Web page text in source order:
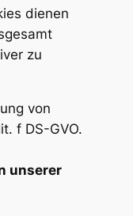
dienen
zu
von
f DS-GVO.
unserer